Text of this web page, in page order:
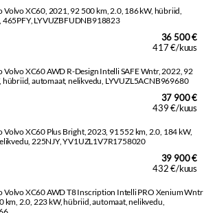
36 500 €
417 €/kuus
37 900 €
439 €/kuus
39 900 €
432 €/kuus